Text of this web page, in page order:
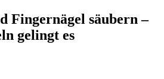
Fingernägel säubern –
gelingt es